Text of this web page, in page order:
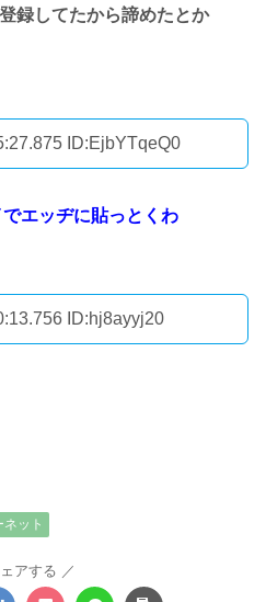
録してたから諦めたとか
ID:EjbYTqeQ0
エッヂに貼っとくわ
ID:hj8ayyj20
ネット
アする